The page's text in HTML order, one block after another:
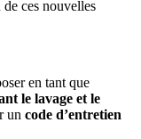
ces nouvelles
en tant que
le lavage et le
un code d’entretien